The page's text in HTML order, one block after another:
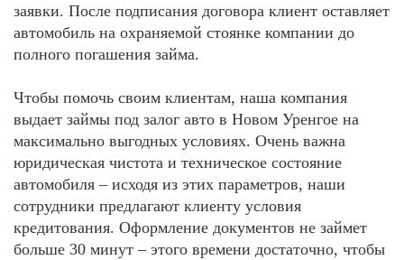
заявки. После подписания договора клиент оставляет
автомобиль на охраняемой стоянке компании до
полного погашения займа.
Чтобы помочь своим клиентам, наша компания
выдает займы под залог авто в Новом Уренгое на
максимально выгодных условиях. Очень важна
юридическая чистота и техническое состояние
автомобиля – исходя из этих параметров, наши
сотрудники предлагают клиенту условия
кредитования. Оформление документов не займет
больше 30 минут – этого времени достаточно, чтобы